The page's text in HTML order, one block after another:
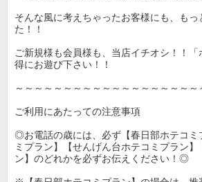
そんな風に考えちゃったお客様にも、もっ
た！！
ご新規様も会員様も、当店イチオシ！！
得にお遊び下さい！！
～～～～～～～～～～～～～～～～～～～
ご利用にあたっての注意事項
◎お電話の歳には、必ず【春日部ホテコミ
ミプラン】【せんげん台ホテコミプラン
ン】のどれかを必ずお伝えください！◎